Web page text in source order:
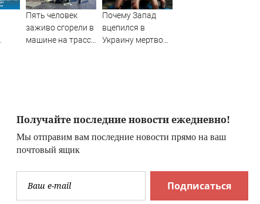
Пять человек
заживо сгорели в
машине на трассе
Почему Запад
вцепился в
Украину мертвой
Получайте последние новости ежедневно!
Мы отправим вам последние новости прямо на ваш
почтовый ящик
Подписаться